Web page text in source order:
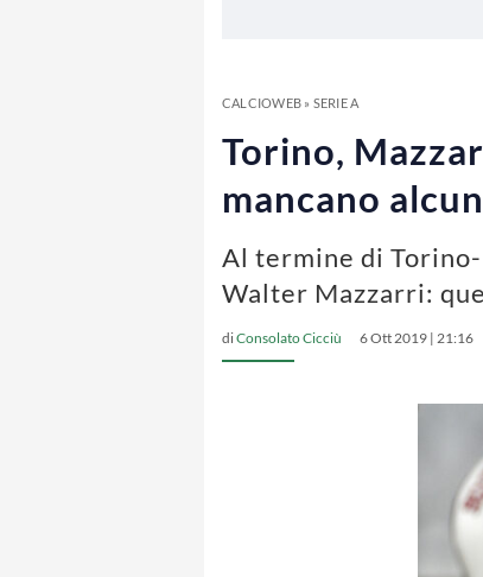
CALCIOWEB» SERIE A
Torino,
mancano
Al termine di
Walter Mazzarri:
diConsolato Cicciù 6 Ott 2019 | 21:16